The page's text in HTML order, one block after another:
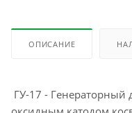
ОПИСАНИЕ
ГУ-17 - Генераторный